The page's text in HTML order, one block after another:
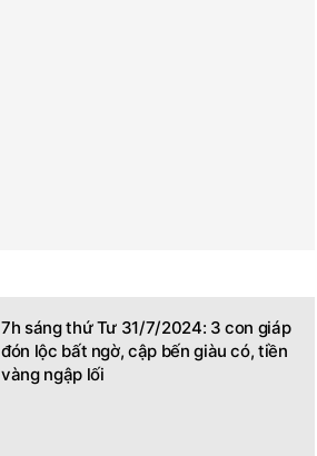
7h sáng thứ Tư 31/7/2024: 3 con giáp
đón lộc bất ngờ, cập bến giàu có, tiền
vàng ngập lối